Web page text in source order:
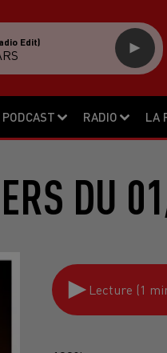
PODCAST RADIO LA
Edit)
DU
Lecture (1